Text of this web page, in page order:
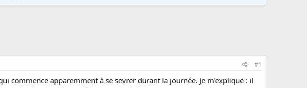
#1
commence apparemment à se sevrer durant la journée. Je m'explique : il